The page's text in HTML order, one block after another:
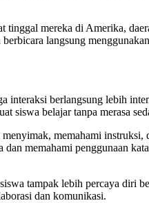
tinggal mereka di Amerika,
langsung
interaksi berlangsung lebih
siswa belajar tanpa merasa
memahami instruksi,
memahami penggunaan
tampak lebih percaya diri
dan komunikasi.